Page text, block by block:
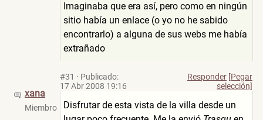
Imaginaba que era así, pero como en ningún
sitio había un enlace (o yo no he sabido
encontrarlo) a alguna de sus webs me había
extrañado
xana
Miembro
#31 · Publicado:
17 Abr 2008 19:16
Responder [Pegar
selección]
Disfrutar de esta vista de la villa desde un